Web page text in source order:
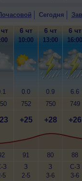
Сегодня
З
5
6 чт
10:00
0.0
752
+25
91
З
2-5
6 чт
13:00
0.9
750
+28
80
З
3-6
6 чт
16:00
6.6
749
+26
88
С-З
3-6